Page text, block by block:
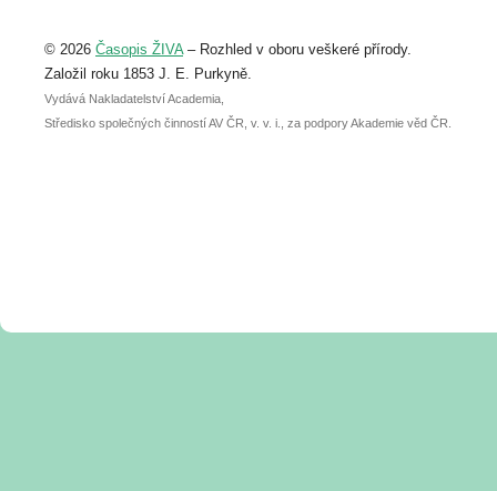
abstraktu přihlášené přednášky nebo
posteru je už 30. června.
© 2026 Časopis ŽIVA– Rozhled v oboru veškeré přírody.
Založil roku 1853 J. E. Purkyně.
Vydává Nakladatelství Academia,
Středisko společných činností AV ČR, v. v. i., za podpory Akademie věd ČR.